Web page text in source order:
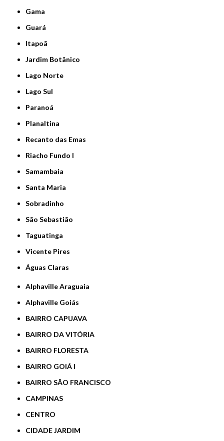
Gama
Guará
Itapoã
Jardim Botânico
Lago Norte
Lago Sul
Paranoá
Planaltina
Recanto das Emas
Riacho Fundo I
Samambaia
Santa Maria
Sobradinho
São Sebastião
Taguatinga
Vicente Pires
Águas Claras
Alphaville Araguaia
Alphaville Goiás
BAIRRO CAPUAVA
BAIRRO DA VITÓRIA
BAIRRO FLORESTA
BAIRRO GOIÁ I
BAIRRO SÃO FRANCISCO
CAMPINAS
CENTRO
CIDADE JARDIM